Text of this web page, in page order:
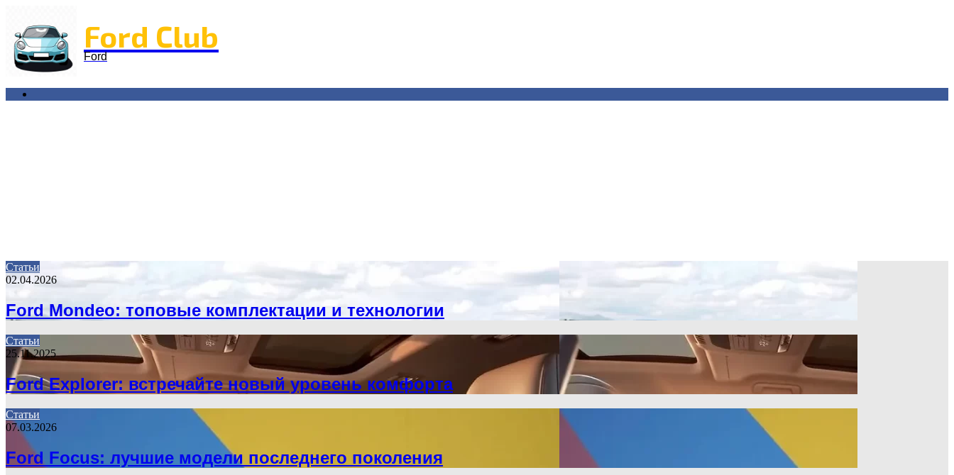
Ford Club
Ford
Статьи
02.04.2026
Ford Mondeo: топовые комплектации и технологии
Статьи
25.11.2025
Ford Explorer: встречайте новый уровень комфорта
Статьи
07.03.2026
Ford Focus: лучшие модели последнего поколения